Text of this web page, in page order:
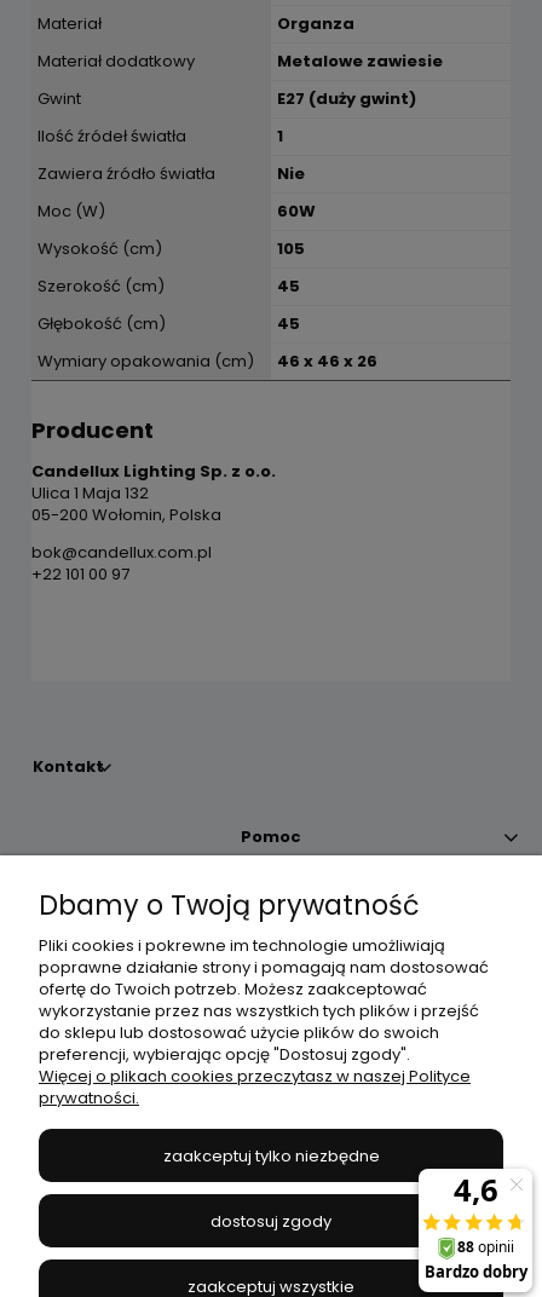
Materiał
Organza
Materiał dodatkowy
Metalowe zawiesie
Gwint
E27 (duży gwint)
Ilość źródeł światła
1
Zawiera źródło światła
Nie
Moc (W)
60W
Wysokość (cm)
105
Szerokość (cm)
45
Głębokość (cm)
45
Wymiary opakowania (cm)
46 x 46 x 26
Producent
Candellux Lighting Sp. z o.o.
Ulica 1 Maja 132
05-200 Wołomin, Polska
bok@candellux.com.pl
+22 101 00 97
Kontakt
Pomoc
Moje konto
Płatności i dostawa
Informacje
JANEX
669-050-03-43
504 545 749//E-mail:sklep@janexmarket.pl
Dbamy o Twoją prywatność
Pliki cookies i pokrewne im technologie umożliwiają
poprawne działanie strony i pomagają nam dostosować
ofertę do Twoich potrzeb. Możesz zaakceptować
wykorzystanie przez nas wszystkich tych plików i przejść
do sklepu lub dostosować użycie plików do swoich
preferencji, wybierając opcję "Dostosuj zgody".
Więcej o plikach cookies przeczytasz w naszej Polityce
prywatności.
zaakceptuj tylko niezbędne
dostosuj zgody
zaakceptuj wszystkie